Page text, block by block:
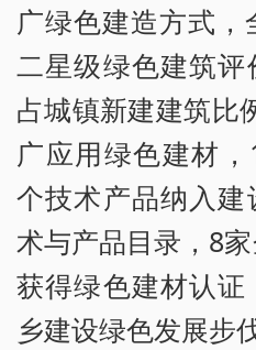
广绿色建造方式
二星级绿色建筑
占城镇新建建筑比
广应用绿色建材
个技术产品纳入
术与产品目录，8
获得绿色建材认
乡建设绿色发展步